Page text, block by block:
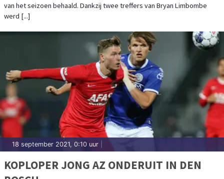
van het seizoen behaald. Dankzij twee treffers van Bryan Limbombe
werd [...]
18 september 2021, 0:10 uur
KOPLOPER JONG AZ ONDERUIT IN DEN